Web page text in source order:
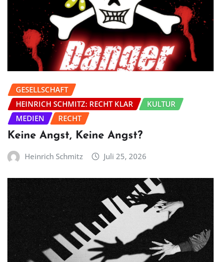
GESELLSCHAFT
HEINRICH SCHMITZ: RECHT KLAR
KULTUR
MEDIEN
RECHT
Keine Angst, Keine Angst?
Heinrich Schmitz Juli 25, 2026